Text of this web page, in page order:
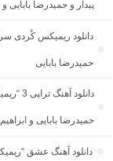
پیدار و حمیدرضا بابایی
حمیدرضا بابایی
حمیدرضا بابایی و
دانلود آهنگ عشق